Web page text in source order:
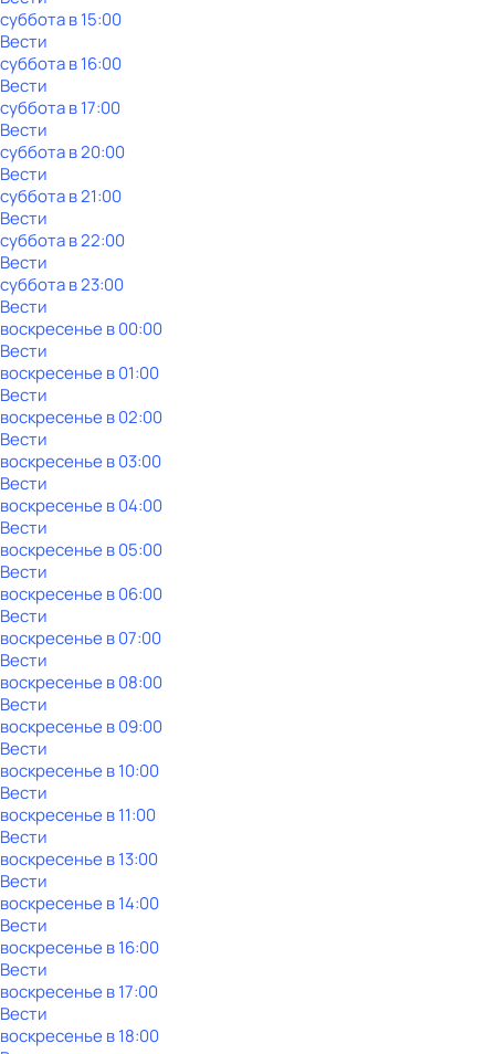
субботав15:00
Вести
субботав16:00
Вести
субботав17:00
Вести
субботав20:00
Вести
субботав21:00
Вести
субботав22:00
Вести
субботав23:00
Вести
воскресенье в00:00
Вести
воскресенье в01:00
Вести
воскресенье в02:00
Вести
воскресенье в03:00
Вести
воскресенье в04:00
Вести
воскресенье в05:00
Вести
воскресенье в06:00
Вести
воскресенье в07:00
Вести
воскресенье в08:00
Вести
воскресенье в09:00
Вести
воскресенье в10:00
Вести
воскресенье в11:00
Вести
воскресенье в13:00
Вести
воскресенье в14:00
Вести
воскресенье в16:00
Вести
воскресенье в17:00
Вести
воскресенье в18:00